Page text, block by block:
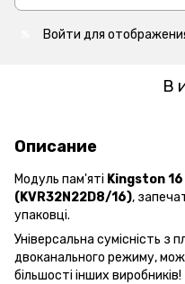
Войти для
В
Описание
Модуль пам'яті Kingston 16
(KVR32N22D8/16),
упаковці.
Універсальна сумісність з
двоканального режиму,
більшості інших виробників!